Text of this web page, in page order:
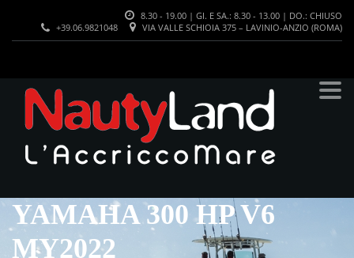
8.30 - 19.00 | GI. E SA.: 8.30 - 13.00 | DO.: CHIUSO
VIA VALLE SCHIOIA 375 – LAVINIO-ANZIO (ROMA)
+39.06.9821048
YAMAHA 300 HP V6
MY2022